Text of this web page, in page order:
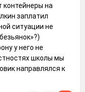
контейнеры на
заплатил
ситуации не
у него не
школы мы
направлялся к